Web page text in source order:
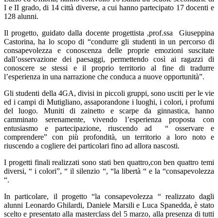
I e II grado, di 14 città diverse, a cui hanno partecipato 17 docenti e
128 alunni.
Il progetto, guidato dalla docente progettista ,prof.ssa Giuseppina
Castorina, ha lo scopo di “condurre gli studenti in un percorso di
consapevolezza e conoscenza delle proprie emozioni suscitate
dall’osservazione dei paesaggi, permettendo così ai ragazzi di
conoscere se stessi e il proprio territorio al fine di tradurre
l’esperienza in una narrazione che conduca a nuove opportunità”.
Gli studenti della 4GA, divisi in piccoli gruppi, sono usciti per le vie
ed i campi di Mutigliano, assaporandone i luoghi, i colori, i profumi
del luogo. Muniti di zainetto e scarpe da ginnastica, hanno
camminato serenamente, vivendo l’esperienza proposta con
entusiasmo e partecipazione, riuscendo ad “ osservare e
comprendere” con più profondità, un territorio a loro noto e
riuscendo a cogliere dei particolari fino ad allora nascosti.
I progetti finali realizzati sono stati ben quattro,con ben quattro temi
diversi, “ i colori”, “ il silenzio “, “la libertà “ e la “consapevolezza
“.
In particolare, il progetto “la consapevolezza “ realizzato dagli
alunni Leonardo Ghilardi, Daniele Marsili e Luca Spanedda, è stato
scelto e presentato alla masterclass del 5 marzo, alla presenza di tutti